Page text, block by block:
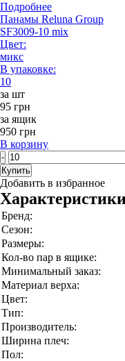
Подробнее
Панамы Reluna Group
SF3009-10 mix
Цвет:
микс
В упаковке:
10
за шт
95 грн
за ящик
950 грн
В корзину
-
Купить
Добавить в избранное
Бренд:
Сезон:
Размеры:
Кол-во пар в ящике:
Минимальный заказ:
Материал верха:
Цвет:
Тип:
Производитель:
Ширина плеч:
Пол: